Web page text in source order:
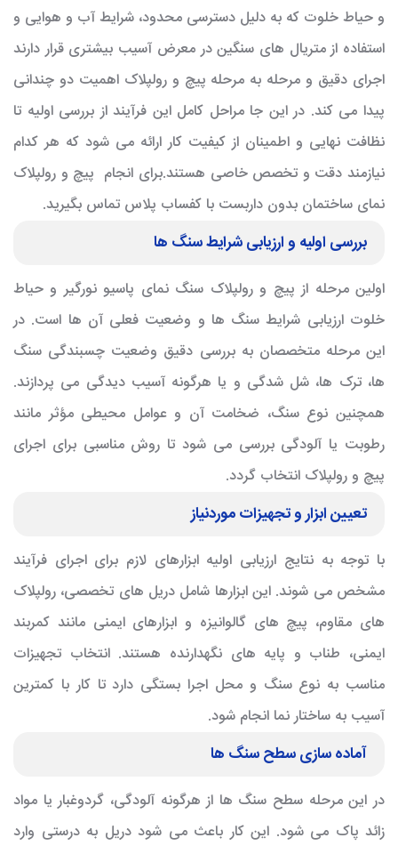
و حیاط خلوت که به دلیل دسترسی محدود، شرایط آب و هوایی و
استفاده از متریال های سنگین در معرض آسیب بیشتری قرار دارند
اجرای دقیق و مرحله به مرحله پیچ و رولپلاک اهمیت دو چندانی
پیدا می کند. در این جا مراحل کامل این فرآیند از بررسی اولیه تا
نظافت نهایی و اطمینان از کیفیت کار ارائه می شود که هر کدام
نیازمند دقت و تخصص خاصی هستند.برای انجام پیچ و رولپلاک
نمای ساختمان بدون داربست با کفساب پلاس تماس بگیرید.
بررسی اولیه و ارزیابی شرایط سنگ ها
اولین مرحله از پیچ و رولپلاک سنگ نمای پاسیو نورگیر و حیاط
خلوت ارزیابی شرایط سنگ ها و وضعیت فعلی آن ها است. در
این مرحله متخصصان به بررسی دقیق وضعیت چسبندگی سنگ
ها، ترک ها، شل شدگی و یا هرگونه آسیب دیدگی می پردازند.
همچنین نوع سنگ، ضخامت آن و عوامل محیطی مؤثر مانند
رطوبت یا آلودگی بررسی می شود تا روش مناسبی برای اجرای
پیچ و رولپلاک انتخاب گردد.
تعیین ابزار و تجهیزات موردنیاز
با توجه به نتایج ارزیابی اولیه ابزارهای لازم برای اجرای فرآیند
مشخص می شوند. این ابزارها شامل دریل های تخصصی، رولپلاک
های مقاوم، پیچ های گالوانیزه و ابزارهای ایمنی مانند کمربند
ایمنی، طناب و پایه های نگهدارنده هستند. انتخاب تجهیزات
مناسب به نوع سنگ و محل اجرا بستگی دارد تا کار با کمترین
آسیب به ساختار نما انجام شود.
آماده سازی سطح سنگ ها
در این مرحله سطح سنگ ها از هرگونه آلودگی، گردوغبار یا مواد
زائد پاک می شود. این کار باعث می شود دریل به درستی وارد